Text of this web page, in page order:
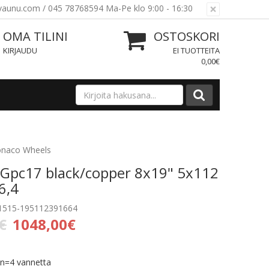
×
/ 045 78768594 Ma-Pe klo 9:00 - 16:30
OMA TILINI
KIRJAUDU
OSTOSKORI
EI TUOTTEITA
0,00€
Wheels
black/copper 8x19" 5x112
195112391664
1048,00€
vannetta